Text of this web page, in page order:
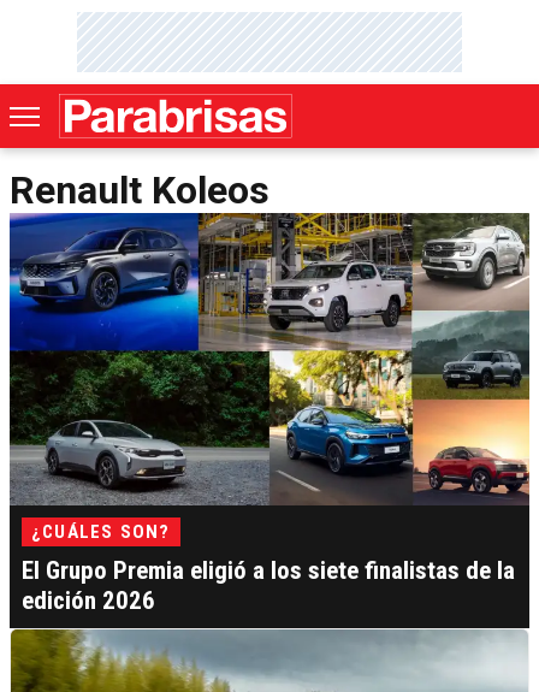
Renault Koleos
¿CUÁLES SON?
El Grupo Premia eligió a los siete finalistas de la
edición 2026